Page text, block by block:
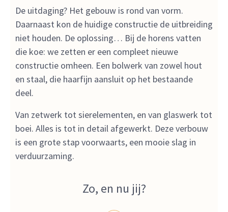
De uitdaging? Het gebouw is rond van vorm.
Daarnaast kon de huidige constructie de uitbreiding
niet houden. De oplossing… Bij de horens vatten
die koe: we zetten er een compleet nieuwe
constructie omheen. Een bolwerk van zowel hout
en staal, die haarfijn aansluit op het bestaande
deel.
Van zetwerk tot sierelementen, en van glaswerk tot
boei. Alles is tot in detail afgewerkt. Deze verbouw
is een grote stap voorwaarts, een mooie slag in
verduurzaming.
Zo, en nu jij?